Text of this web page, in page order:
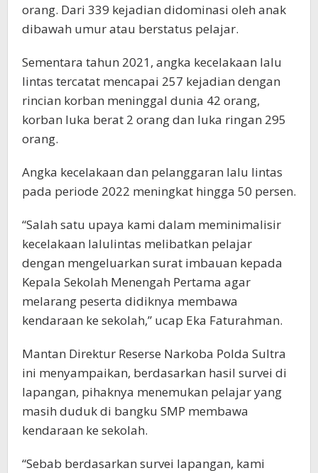
orang. Dari 339 kejadian didominasi oleh anak
dibawah umur atau berstatus pelajar.
Sementara tahun 2021, angka kecelakaan lalu
lintas tercatat mencapai 257 kejadian dengan
rincian korban meninggal dunia 42 orang,
korban luka berat 2 orang dan luka ringan 295
orang.
Angka kecelakaan dan pelanggaran lalu lintas
pada periode 2022 meningkat hingga 50 persen.
“Salah satu upaya kami dalam meminimalisir
kecelakaan lalulintas melibatkan pelajar
dengan mengeluarkan surat imbauan kepada
Kepala Sekolah Menengah Pertama agar
melarang peserta didiknya membawa
kendaraan ke sekolah,” ucap Eka Faturahman.
Mantan Direktur Reserse Narkoba Polda Sultra
ini menyampaikan, berdasarkan hasil survei di
lapangan, pihaknya menemukan pelajar yang
masih duduk di bangku SMP membawa
kendaraan ke sekolah.
“Sebab berdasarkan survei lapangan, kami